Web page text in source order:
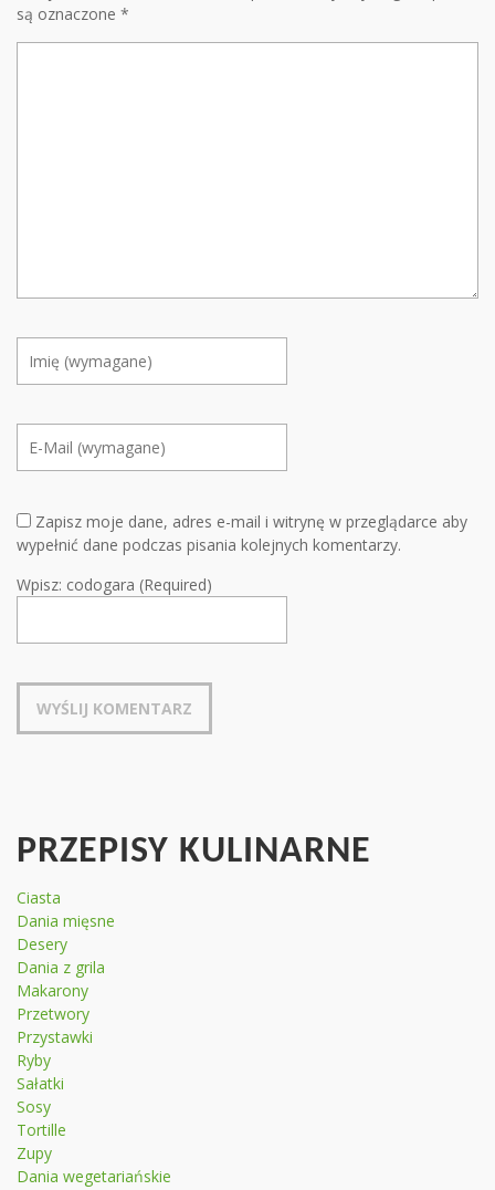
są oznaczone *
Zapisz moje dane, adres e-mail i witrynę w przeglądarce aby
wypełnić dane podczas pisania kolejnych komentarzy.
Wpisz: codogara (Required)
PRZEPISY KULINARNE
Ciasta
Dania mięsne
Desery
Dania z grila
Makarony
Przetwory
Przystawki
Ryby
Sałatki
Sosy
Tortille
Zupy
Dania wegetariańskie